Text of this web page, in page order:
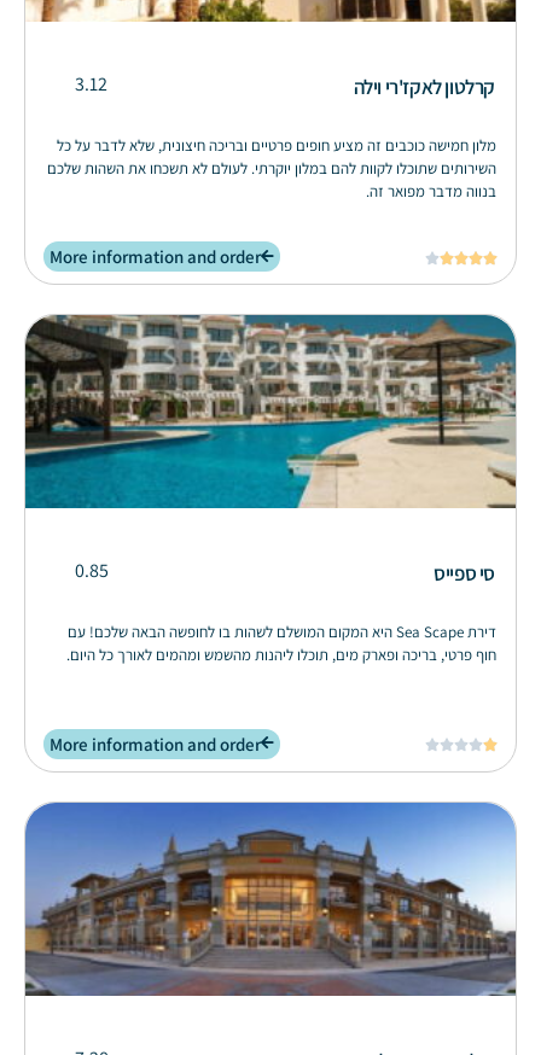
קרלטון לאקז'רי וילה 3.12
מלון חמישה כוכבים זה מציע חופים פרטיים ובריכה חיצונית, שלא לדבר על כל
השירותים שתוכלו לקוות להם במלון יוקרתי. לעולם לא תשכחו את השהות שלכם
בנווה מדבר מפואר זה.





More information and order
סי ספייס 0.85
דירת Sea Scape היא המקום המושלם לשהות בו לחופשה הבאה שלכם! עם
חוף פרטי, בריכה ופארק מים, תוכלו ליהנות מהשמש ומהמים לאורך כל היום.





More information and order